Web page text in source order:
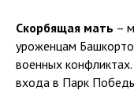
Скорбящая мать –
уроженцам
военных
входа в Парк